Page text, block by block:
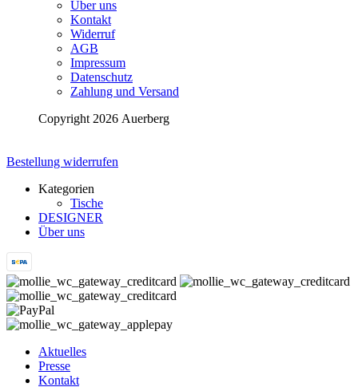
Über uns
Kontakt
Widerruf
AGB
Impressum
Datenschutz
Zahlung und Versand
Copyright 2026 Auerberg
Bestellung widerrufen
Kategorien
Tische
DESIGNER
Über uns
Aktuelles
Presse
Kontakt